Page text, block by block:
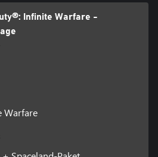
CALL OF DUTY MODERN WARFARE,
sind Warenzeichen von
Infinite Warfare -
Warfare